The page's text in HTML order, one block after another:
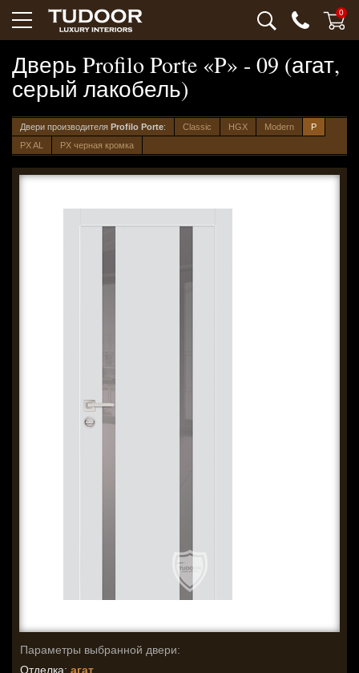
0
Дверь Profilo Porte «P» - 09 (агат,
серый лакобель)
Двери производителя Profilo Porte: Classic HGX Modern
P
PX AL
PX черная кромка
Параметры выбранной двери:
Отделка: агат